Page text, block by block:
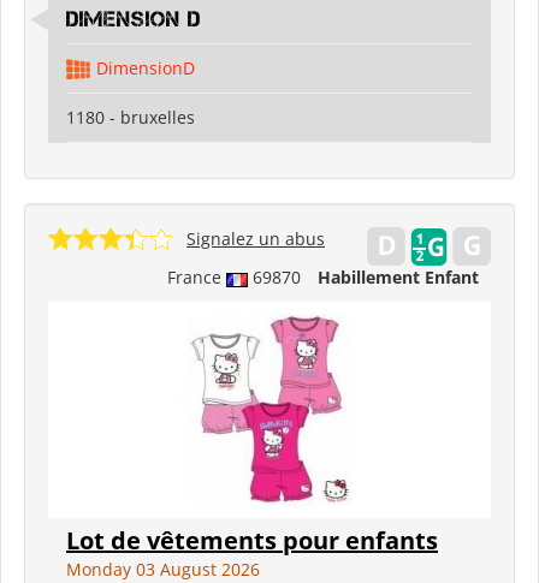
Dimension D
DimensionD
1180 - bruxelles
France 69870 Habillement Enfant
Signalez un abus
Lot de vêtements pour enfants
Monday 03 August 2026